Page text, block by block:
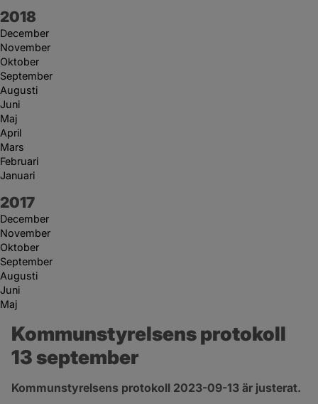
År:
2018
December
November
Oktober
September
Augusti
Juni
Maj
April
Mars
Februari
Januari
År:
2017
December
November
Oktober
September
Augusti
Juni
Maj
Kommunstyrelsens protokoll
13 september
Kommunstyrelsens protokoll 2023-09-13 är justerat.